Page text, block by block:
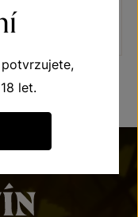
Šarže 3323
let.